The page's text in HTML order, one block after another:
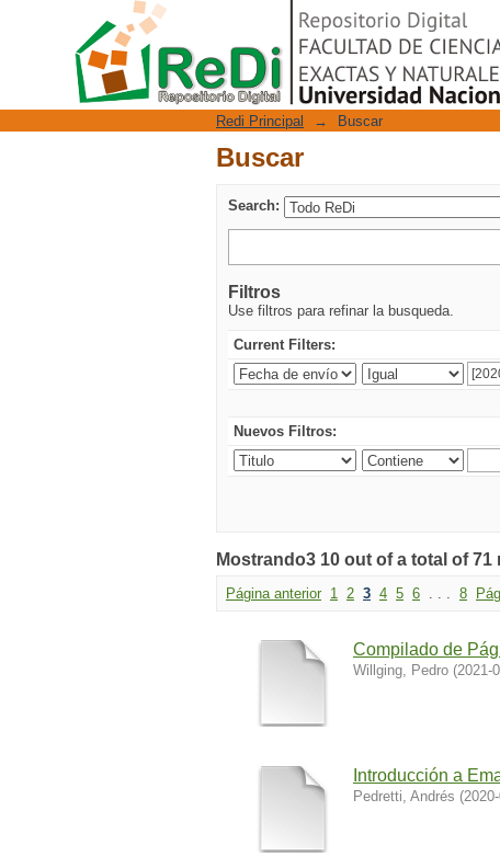
Buscar
Repositorio Digital
Redi Principal → Buscar
Buscar
Search:
Filtros
Use filtros para refinar la busqueda.
Current Filters:
Nuevos Filtros:
Mostrando3 10 out of a total of 71
Página anterior 1 2 3 4 5 6 . . . 8
Compilado de
Willging, Pedro (2021-
Introducción a
Pedretti, Andrés (